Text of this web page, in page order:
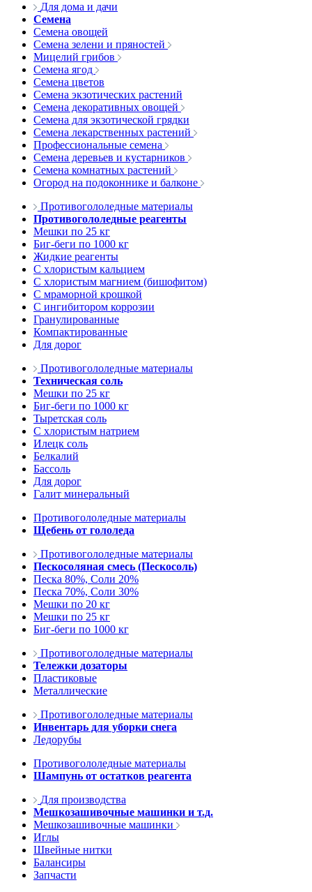
Для дома и дачи
Семена
Семена овощей
Семена зелени и пряностей
Мицелий грибов
Семена ягод
Семена цветов
Семена экзотических растений
Семена декоративных овощей
Семена для экзотической грядки
Семена лекарственных растений
Профессиональные семена
Семена деревьев и кустарников
Семена комнатных растений
Огород на подоконнике и балконе
Противогололедные материалы
Противогололедные реагенты
Мешки по 25 кг
Биг-беги по 1000 кг
Жидкие реагенты
С хлористым кальцием
С хлористым магнием (бишофитом)
С мраморной крошкой
С ингибитором коррозии
Гранулированные
Компактированные
Для дорог
Противогололедные материалы
Техническая соль
Мешки по 25 кг
Биг-беги по 1000 кг
Тыретская соль
С хлористым натрием
Илецк соль
Белкалий
Бассоль
Для дорог
Галит минеральный
Противогололедные материалы
Щебень от гололеда
Противогололедные материалы
Пескосоляная смесь (Пескосоль)
Песка 80%, Соли 20%
Песка 70%, Соли 30%
Мешки по 20 кг
Мешки по 25 кг
Биг-беги по 1000 кг
Противогололедные материалы
Тележки дозаторы
Пластиковые
Металлические
Противогололедные материалы
Инвентарь для уборки снега
Ледорубы
Противогололедные материалы
Шампунь от остатков реагента
Для производства
Мешкозашивочные машинки и т.д.
Мешкозашивочные машинки
Иглы
Швейные нитки
Балансиры
Запчасти